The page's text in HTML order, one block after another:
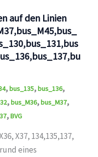
auf den Linien
,bus_135,bus_136,
,bus_M36,bus_M37,
,BVG
X37, 134,135,137,
eines